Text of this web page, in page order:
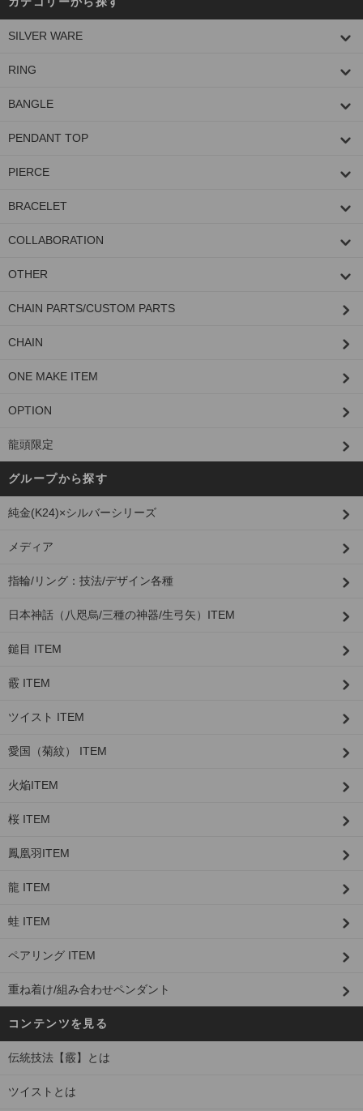
SILVER WARE
RING
BANGLE
PENDANT TOP
PIERCE
BRACELET
COLLABORATION
OTHER
CHAIN PARTS/CUSTOM PARTS
CHAIN
ONE MAKE ITEM
OPTION
龍頭限定
グループから探す
純金(K24)×シルバーシリーズ
メディア
指輪/リング：技法/デザイン各種
日本神話（八咫烏/三種の神器/生弓矢）ITEM
鎚目 ITEM
霰 ITEM
ツイスト ITEM
愛国（菊紋） ITEM
火焔ITEM
桜 ITEM
鳳凰羽ITEM
龍 ITEM
蛙 ITEM
ペアリング ITEM
重ね着け/組み合わせペンダント
コンテンツを見る
伝統技法【霰】とは
ツイストとは